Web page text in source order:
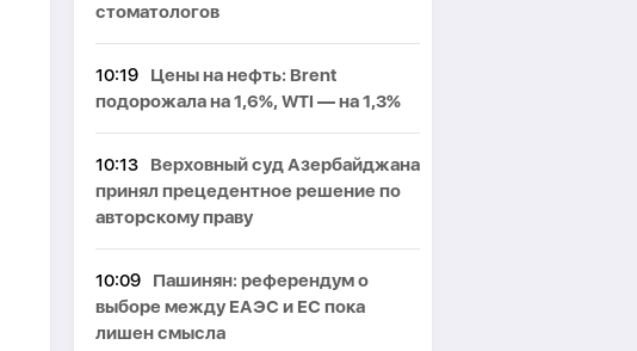
стоматологов
10:19
Цены на нефть: Brent
подорожала на 1,6%, WTI — на 1,3%
10:13
Верховный суд Азербайджана
принял прецедентное решение по
авторскому праву
10:09
Пашинян: референдум о
выборе между ЕАЭС и ЕС пока
лишен смысла